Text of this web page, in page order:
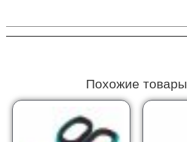
Похожие товары